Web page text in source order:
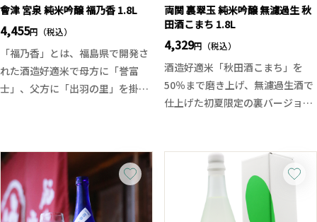
魚やカルパッチョなど、さっぱり
とした夏の一皿と抜群の相性を発
ちなみに「焼酎」の季語は夏で
す！
會津 宮泉 純米吟醸 福乃香 1.8L
4,455円（税込）
「福乃香」とは、福島県で開発さ
れた酒造好適米で母方に「誉富
士」、父方に「出羽の里」を掛け
にはガス感もありフレッシュな印
象。ファーストインパクトに綺麗
な甘味が広がったかと思うと鮮や
かな酸味が現れ、綺麗に流れてい
両関 裏翠玉 純米吟醸 無濾過生 秋
田酒こまち 1.8L
4,329円（税込）
酒造好適米「秋田酒こまち」を
50％まで磨き上げ、無濾過生酒で
仕上げた初夏限定の裏バージョン
らしい華やかで芳醇な吟醸香。口
に含むと、みずみずしい果実感と
透明感ある旨味が広がり、後半は
やや辛口にキレていく軽快な仕上